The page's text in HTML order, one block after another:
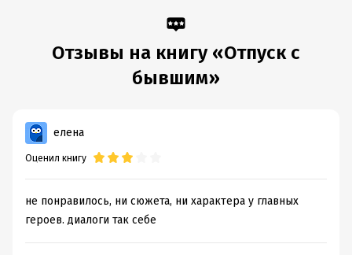
Подробная информация
Дата написания:
Время на чтение:
Отзывы на книгу «Отпуск с
бывшим»
елена
Оценил книгу
не понравилось, ни сюжета, ни характера у главных
героев. диалоги так себе